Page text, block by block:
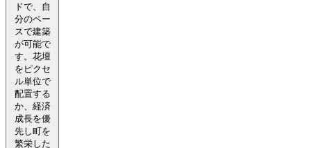
ドで、自
分のペー
スで建築
が可能で
す。花壇
をピクセ
ル単位で
配置する
か、経済
成長を優
先し町を
繁栄した